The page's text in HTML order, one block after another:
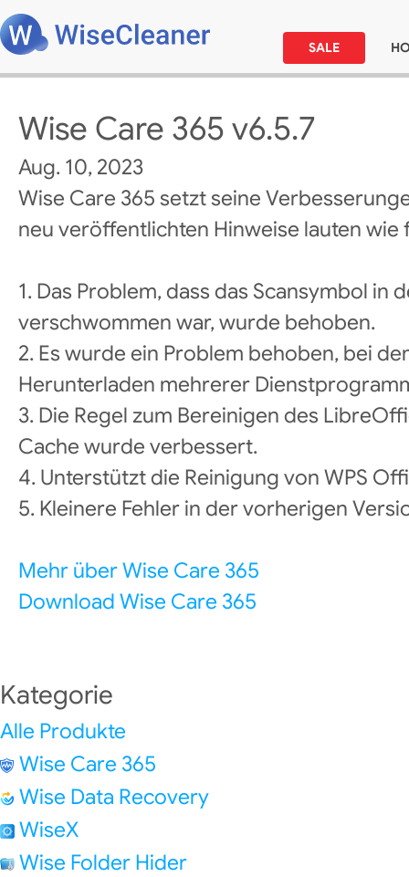
SALE
Wise Care 365 v6.5.7
Aug. 10, 2023
Wise Care 365 setzt seine
neu veröffentlichten Hinweise lauten wie
1. Das Problem, dass das Scansymbol in
verschwommen war, wurde behoben.
2. Es wurde ein Problem behoben, bei
Herunterladen mehrerer
3. Die Regel zum Bereinigen des
Cache wurde verbessert.
4. Unterstützt die Reinigung von WPS
5. Kleinere Fehler in der vorherigen
Mehr über Wise Care 365
Download Wise Care 365
Kategorie
Alle Produkte
Wise Care 365
Wise Data Recovery
WiseX
Wise Folder Hider